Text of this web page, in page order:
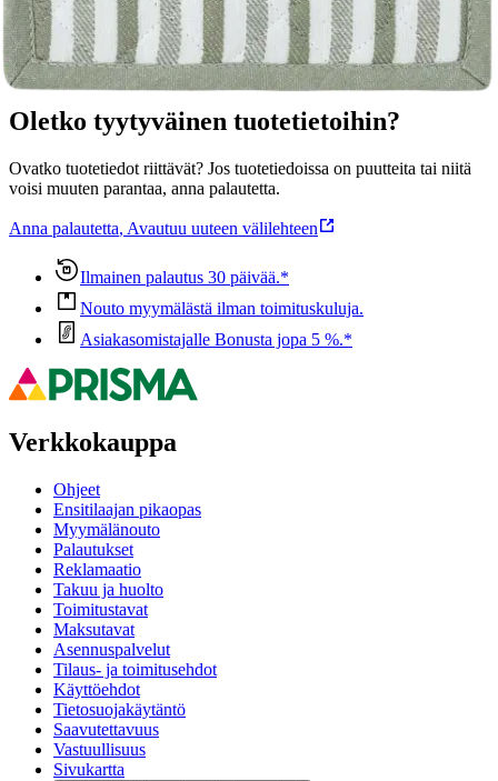
Ominaisuudet
Oletko tyytyväinen tuotetietoihin?
Ovatko tuotetiedot riittävät? Jos tuotetiedoissa on puutteita tai niitä
voisi muuten parantaa, anna palautetta.
Anna palautetta, Avautuu uuteen välilehteen
Ilmainen palautus 30 päivää.*
Nouto myymälästä ilman toimituskuluja.
Asiakasomistajalle Bonusta jopa 5 %.*
Verkkokauppa
Ohjeet
Ensitilaajan pikaopas
Myymälänouto
Palautukset
Reklamaatio
Takuu ja huolto
Toimitustavat
Maksutavat
Asennuspalvelut
Tilaus- ja toimitusehdot
Käyttöehdot
Tietosuojakäytäntö
Saavutettavuus
Vastuullisuus
Sivukartta